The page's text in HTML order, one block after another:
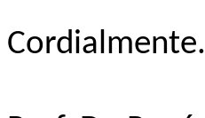
Cordialmente.